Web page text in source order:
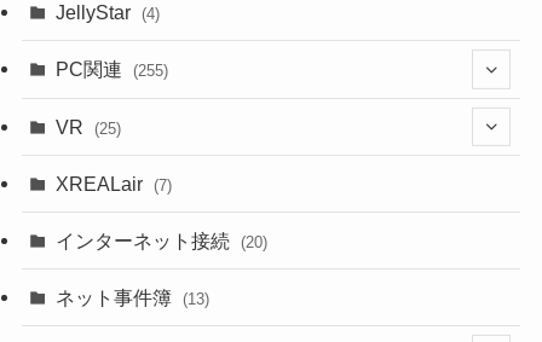
JellyStar (4)
PC関連 (255)
(9)
(18)
VR (25)
(18)
(13)
XREALair (7)
インターネット接続 (20)
ネット事件簿 (13)